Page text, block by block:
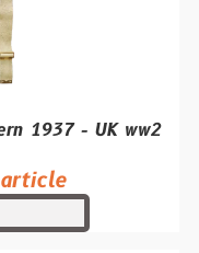
1937 - UK ww2